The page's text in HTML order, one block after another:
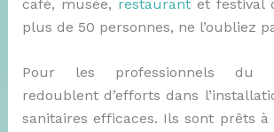
café, musée, restaurantet festival
plus de 50 personnes, ne l’oubliez
Pour les professionnels du
redoublent d’efforts dans
sanitaires efficaces. Ils sont prêts